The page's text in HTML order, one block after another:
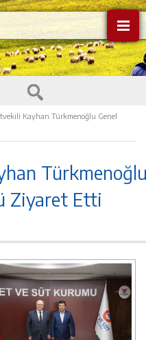
Kayhan Türkmenoğlu Genel
Ziyaret Etti